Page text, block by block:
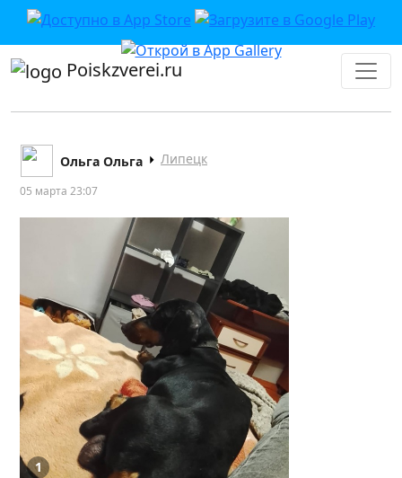
Poiskzverei.ru
Ольга Ольга Липецк
05 марта 23:07
1